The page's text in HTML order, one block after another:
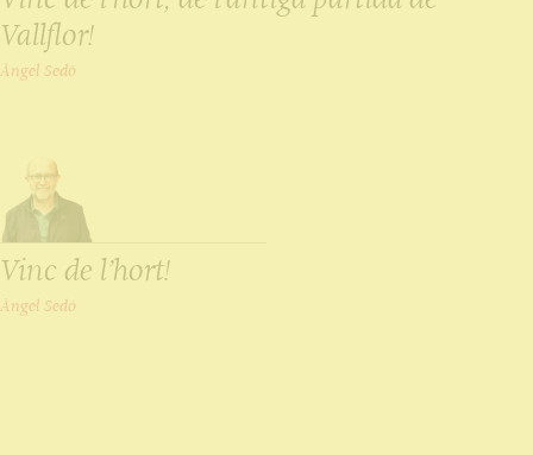
Vallflor!
Àngel Sedó
Vinc de l’hort!
Àngel Sedó